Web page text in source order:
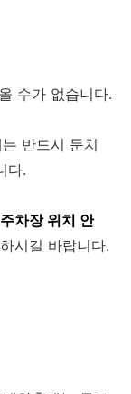
수가 없습니다.
반드시 둔치
다.
차장 위치 안
하시길 바랍니다.